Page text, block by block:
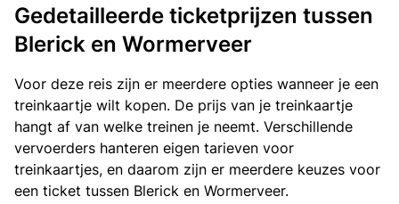
Gedetailleerde ticketprijzen tussen
Blerick en Wormerveer
Voor deze reis zijn er meerdere opties wanneer je een
treinkaartje wilt kopen. De prijs van je treinkaartje
hangt af van welke treinen je neemt. Verschillende
vervoerders hanteren eigen tarieven voor
treinkaartjes, en daarom zijn er meerdere keuzes voor
een ticket tussen Blerick en Wormerveer.